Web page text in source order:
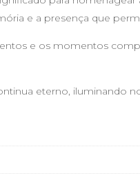
e a presença que
e os momentos
eterno, iluminando